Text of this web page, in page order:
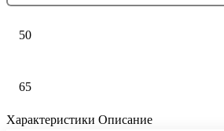
50
65
Характеристики Описание